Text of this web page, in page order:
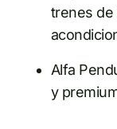
trenes de
Alfa
y